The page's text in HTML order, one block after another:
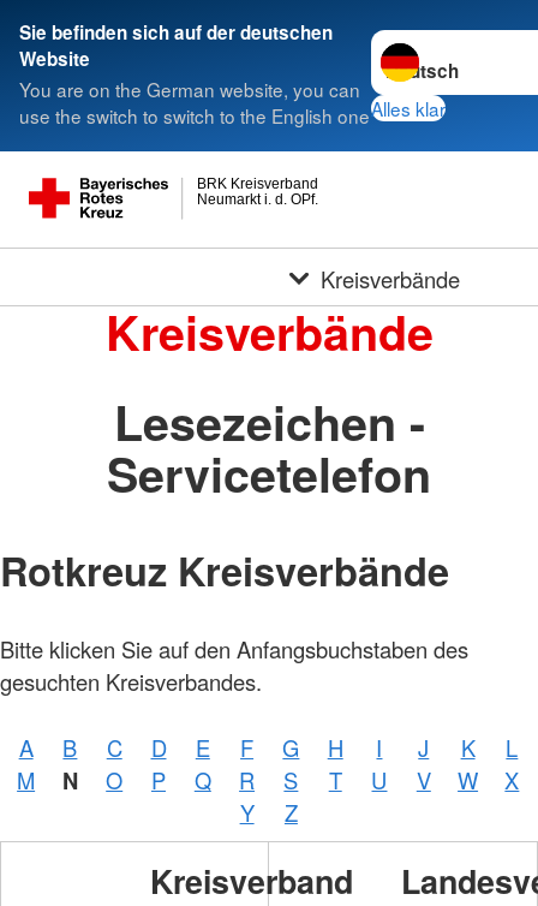
Sie befinden sich auf der deutschen
Website
You are on the German website, you can
use the switch to switch to the English one
Sprache wechseln
Alles klar
Neumarkt i. d. OPf.
BRK Kreisverband
Kreisverbände
Kreisverbände
Lesezeichen -
Servicetelefon
Rotkreuz Kreisverbände
Bitte klicken Sie auf den Anfangsbuchstaben des
gesuchten Kreisverbandes.
A B C D E F G H I J K
L
M
N O P Q R S T U V W
X
Y
Z
Kreisverband
DRKS
Foto: